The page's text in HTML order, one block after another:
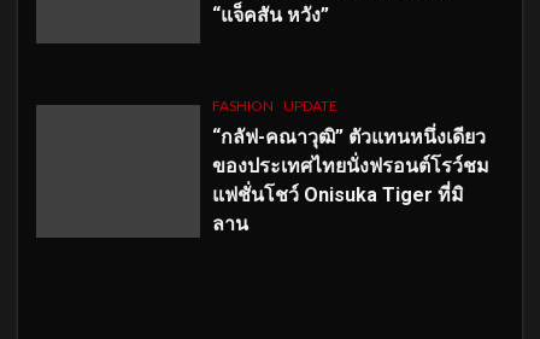
“แจ็คสัน หวัง”
FASHION UPDATE
“กลัฟ-คณาวุฒิ” ตัวแทนหนึ่งเดียว
ของประเทศไทยนั่งฟรอนต์โรว์ชม
แฟชั่นโชว์ Onisuka Tiger ที่มิ
ลาน